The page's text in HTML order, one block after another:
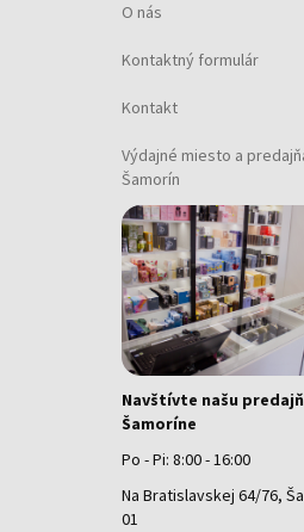
O nás
Kontaktný formulár
Kontakt
Výdajné miesto a
Šamorín
Navštívte našu
Šamoríne
Po - Pi: 8:00 - 16:00
Na Bratislavskej 64/76,
01